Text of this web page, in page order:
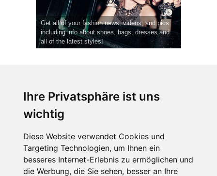
Ihre Privatsphäre ist uns
wichtig
Diese Website verwendet Cookies und
Targeting Technologien, um Ihnen ein
besseres Internet-Erlebnis zu ermöglichen und
die Werbung, die Sie sehen, besser an Ihre
Get all of your fashion news, videos, and pics
including info about shoes, bags, dresses and
all of the latest styles!
CPost.org © 2013-2023 The Celebrity Post.
Terms of Use | Privacy|Cookies Policy( Einstellungen ändern )
About Us